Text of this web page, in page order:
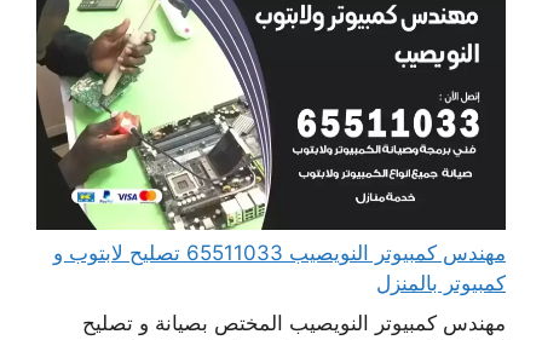
مهندس كمبيوتر النويصيب 65511033 تصليح لابتوب و
كمبيوتر بالمنزل
مهندس كمبيوتر النويصيب المختص بصيانة و تصليح